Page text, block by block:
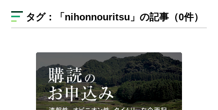
タグ： 「nihonnouritsu」の記事（0件）